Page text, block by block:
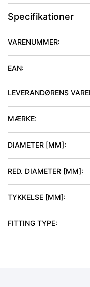
Specifikationer
VARENUMMER:
EAN:
LEVERANDØRENS
MÆRKE:
DIAMETER [MM]:
RED. DIAMETER [MM]:
TYKKELSE [MM]:
FITTING TYPE: